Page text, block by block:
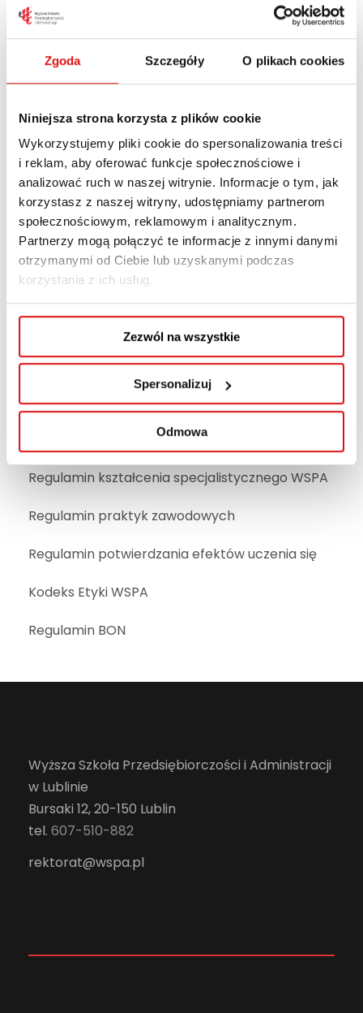
Zgoda Szczegóły O plikach cookies
Niniejsza strona korzysta z plików cookie
Wykorzystujemy pliki cookie do spersonalizowania treści
i reklam, aby oferować funkcje społecznościowe i
analizować ruch w naszej witrynie. Informacje o tym, jak
korzystasz z naszej witryny, udostępniamy partnerom
społecznościowym, reklamowym i analitycznym.
Partnerzy mogą połączyć te informacje z innymi danymi
otrzymanymi od Ciebie lub uzyskanymi podczas
korzystania z ich usług.
Zezwól na wszystkie
Spersonalizuj
Odmowa
Uczelnia - Statut i
Wyższa Szkoła Przedsiębiorczości i Administracji
w Lublinie (WSPA) została powołana 18 sierpnia
1998 roku decyzją Ministra Edukacji Narodowej.
Jest wpisana do ewidencji uczelni
niepublicznych prowadzonej obecnie przez
Ministra Nauki i Szkolnictwa Wyższego, zgodnie z
art. 37 ustawy z dnia 20 lipca 2018 roku – Prawo
o szkolnictwie wyższym i nauce (Dz.U. 2018, poz.
1668 z późn. zm.), pod numerem 144.
Statut WSPA
Regulamin studiów wyższych WSPA
Regulamin studiów podyplomowych
Regulamin kształcenia specjalistycznego WSPA
Regulamin praktyk zawodowych
Regulamin potwierdzania efektów uczenia się
Kodeks Etyki WSPA
Regulamin BON
Wyższa Szkoła Przedsiębiorczości i Administracji
w Lublinie
Bursaki 12, 20-150 Lublin
tel. 607-510-882
rektorat@wspa.pl